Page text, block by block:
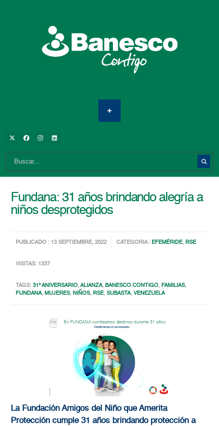
Fundana: 31 años brindando alegría a
niños desprotegidos
PUBLICADO : 13 SEPTIEMBRE, 2022 CATEGORIA : EFEMÉRIDE, RSE
VISITAS: 1337
TAGS:31° ANIVERSARIO,ALIANZA,BANESCO CONTIGO, FAMILIAS,
FUNDANA,MUJERES,NIÑOS, RSE,SUBASTA,VENEZUELA
La Fundación Amigos del Niño que Amerita
Protección cumple 31 años brindando protección a